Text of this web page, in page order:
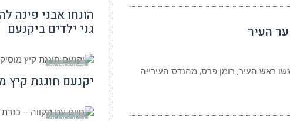
העיר
ראש העיר, רומן פרס, מהנדס העירייה
גני ילדים ביקנעם
חדשות יקנעם
יקנעם חוגגת קיץ
חדשות יקנעם